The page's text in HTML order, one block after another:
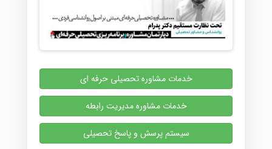
خدمات مشاوره تحصیلی حرفه ای
خدمات مشاوره مدیریت رابطه
سیستم پرسش و پاسخ تحصیلی